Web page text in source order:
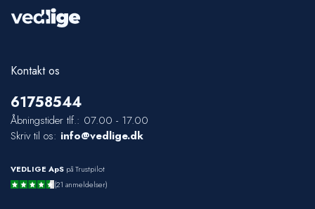
Kontakt os
61758544
Åbningstider tlf.: 07.00 - 17.00
Skriv til os: info@vedlige.dk
VEDLIGE ApS på Trustpilot
(21 anmeldelser)